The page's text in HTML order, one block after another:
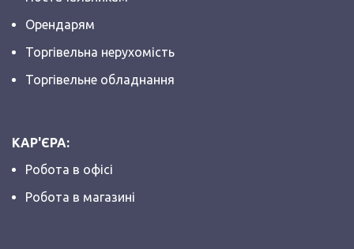
Орендарям
Торгівельна нерухомість
Торгівельне обладнання
КАР'ЄРА:
Робота в офісі
Робота в магазині